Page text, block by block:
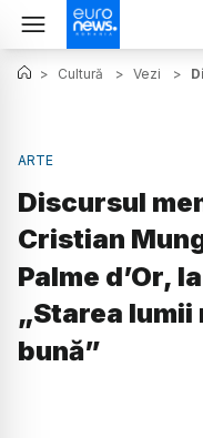
> Cultură > Vezi >
ARTE
Discursul
Cristian
Palme d’Or,
„Starea lumii
bună”